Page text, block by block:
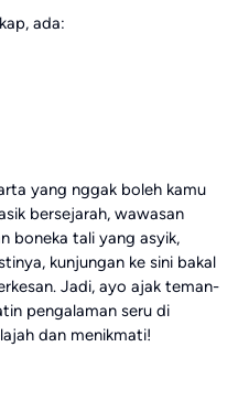
ada:
yang nggak boleh kamu
bersejarah, wawasan
boneka tali yang asyik,
kunjungan ke sini bakal
Jadi, ayo ajak teman-
pengalaman seru di
dan menikmati!